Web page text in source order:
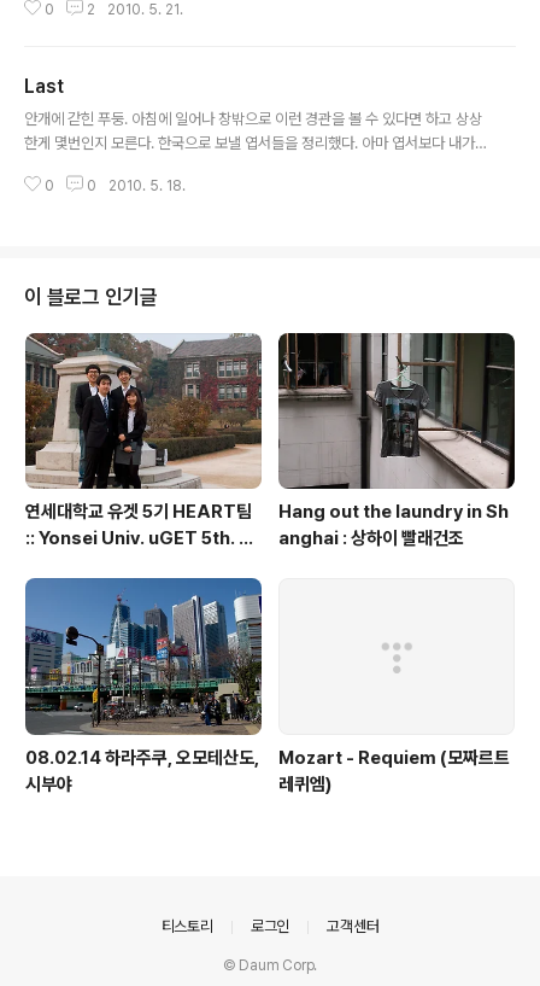
게 반대로 푸둥의 빈장다다오에서 바라본 와이탄 야경이
0 2 2010. 5. 21.
Last
안개에 갇힌 푸둥. 아침에 일어나 창밖으로 이런 경관을 볼 수 있다면 하고 상상
한게 몇번인지 모른다. 한국으로 보낼 엽서들을 정리했다. 아마 엽서보다 내가
마지막이겠군. Shanghai, Better city, better life.
0 0 2010. 5. 18.
이 블로그 인기글
연세대학교 유겟 5기 HEART팀
:: Yonsei Univ. uGET 5th. H
Hang out the laundry in Sh
anghai : 상하이 빨래건조
08.02.14 하라주쿠, 오모테산도,
시부야
Mozart - Requiem (모짜르트
레퀴엠)
티스토리 로그인 고객센터
© Daum Corp.